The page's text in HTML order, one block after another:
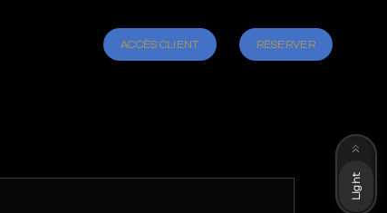
ACCÈS CLIENT RÉSERVER
Light
Dark